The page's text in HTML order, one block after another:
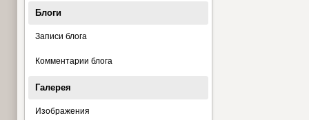
Блоги
Записи блога
Комментарии блога
Галерея
Изображения